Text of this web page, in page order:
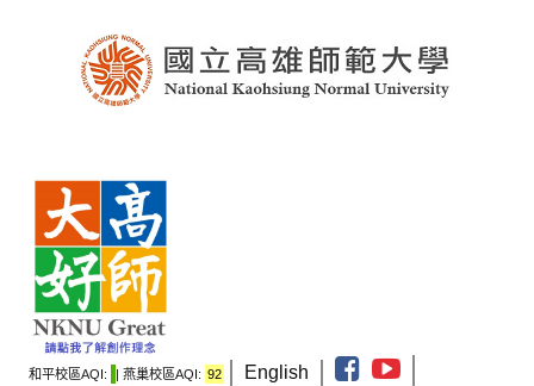
和平校區AQI: | 燕巢校區AQI: 92 English